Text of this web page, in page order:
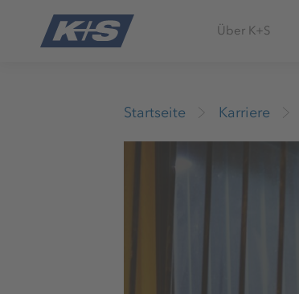
Über K+S
Startseite Karriere